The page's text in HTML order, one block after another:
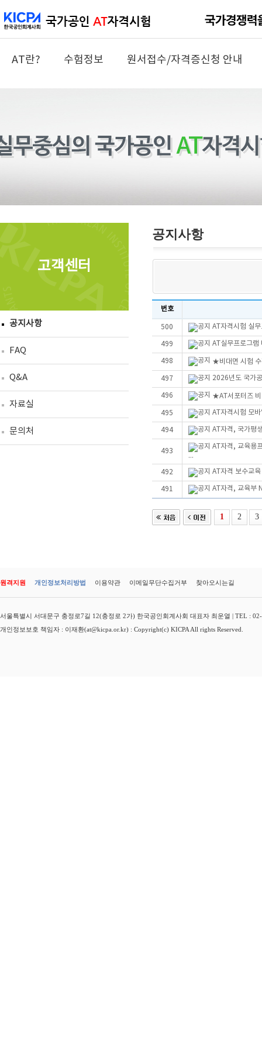
AT란? 수험정보 원서접수/자격증신청 안내
고객센터
공지사항
FAQ
Q&A
자료실
문의처
공지사항
번호
500 AT자격시험 실
499 AT실무프로그
498 ★비대면 시험
497 2026년도 국가
496 ★AT서포터즈 비
495 AT자격시험 모
494 AT자격, 국가평
493
AT자격, 교육용
...
492 AT자격 보수교
491 AT자격, 교육부
1 2 3
원격지원 개인정보처리방법 이용약관 이메일무단수집거부 찾아오시는길
서울특별시 서대문구 충정로7길 12(충정로 2가) 한국공인회계사회 대표자 최운열 | TEL :
개인정보보호 책임자 : 이재환(at@kicpa.or.kr) : Copyright(c) KICPA All rights Reserved.